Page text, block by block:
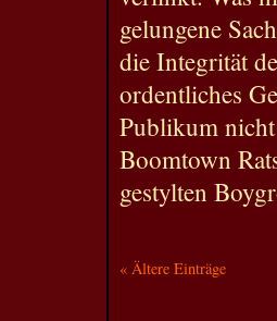
gelungene
die Integrität
ordentliches
Publikum
Boomtown
gestylten
« Ältere Einträge